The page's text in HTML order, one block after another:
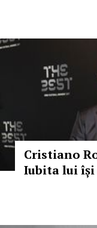
Cristiano
Iubita lui își